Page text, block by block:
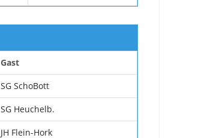
Gast
SG SchoBott
SG Heuchelb.
JH Flein-Hork